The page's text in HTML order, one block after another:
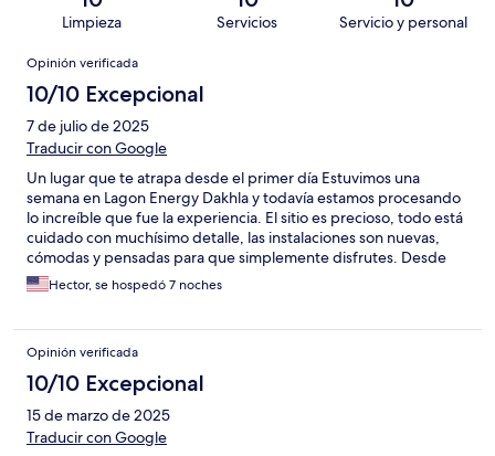
Limpieza Servicios Servicio y personal
Opiniones
Opinión verificada
10/10 Excepcional
7 de julio de 2025
Traducir con Google
Un lugar que te atrapa desde el primer día Estuvimos una
semana en Lagon Energy Dakhla y todavía estamos procesando
lo increíble que fue la experiencia. El sitio es precioso, todo está
cuidado con muchísimo detalle, las instalaciones son nuevas,
cómodas y pensadas para que simplemente disfrutes. Desde
que llegamos, el equipo nos trató con una calidez que no se ve
todos los días. Siempre pendientes, siempre con una sonrisa,
de otro planeta. Cada día era una sorpresa, y cada plato estaba
hecho con amor. Y el entorno... qué decir. Amaneceres mágicos,
tardes con viento perfecto, gente buena alrededor y esa
sensación constante de estar justo donde uno quiere estar.
Algunos hicimos kite, otros descansaron, pero todos nos fuimos
con el corazón lleno. Es difícil poner en palabras lo bien que lo
Hector, se hospedó 7 noches
Opinión verificada
10/10 Excepcional
15 de marzo de 2025
Traducir con Google